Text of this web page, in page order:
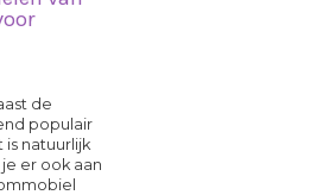
de
populair
natuurlijk
er ook aan